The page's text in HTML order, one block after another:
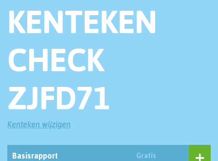
KENTEKEN
CHECK
ZJFD71
Kenteken wijzigen
Basisrapport Gratis